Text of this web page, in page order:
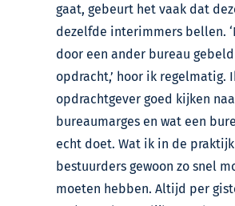
gaat, gebeurt het vaak dat
dezelfde interimmers bellen.
door een ander bureau
opdracht,’ hoor ik regelmatig.
opdrachtgever goed kijken
bureaumarges en wat een
echt doet. Wat ik in de
bestuurders gewoon zo snel
moeten hebben. Altijd per